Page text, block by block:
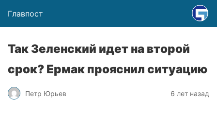
Главпост
Так Зеленский идет на второй
срок? Ермак прояснил ситуацию
Петр Юрьев 6 лет назад